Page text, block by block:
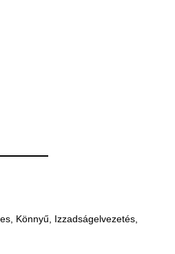
Könnyű, Izzadságelvezetés,